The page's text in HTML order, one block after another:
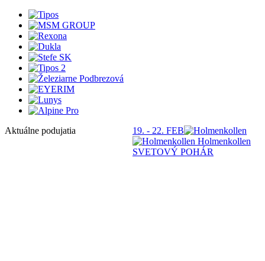
Aktuálne podujatia
19. - 22. FEB
Holmenkollen
SVETOVÝ POHÁR